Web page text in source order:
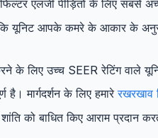
एलर्जी पीड़ितों के लिए सबसे
यूनिट आपके कमरे के आकार के
के लिए उच्च SEER रेटिंग वाले
है। मार्गदर्शन के लिए हमारेरखरखाव
को बाधित किए आराम प्रदान